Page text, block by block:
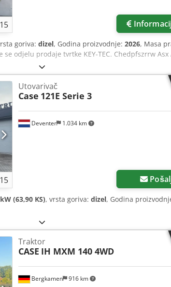
15
goriva: dizel, Godina proizvodnje: 2026, Masa
odjelu prodaje tvrtke KEY-TEC. Chedpfszrrw Asx
15
Deventer 1.034 km
Utovarivač
Case 121E Serie 3
(63,90 KS), vrsta goriva: dizel, Godina
Bergkamen 916 km
Traktor
CASE IH MXM 140 4WD